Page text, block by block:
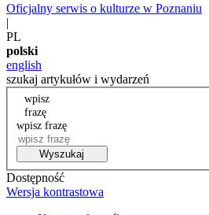
Oficjalny serwis o kulturze w Poznaniu
|
PL
polski
english
szukaj artykułów i wydarzeń
wpisz
frazę
wpisz frazę
Wyszukaj
Dostępność
Wersja kontrastowa